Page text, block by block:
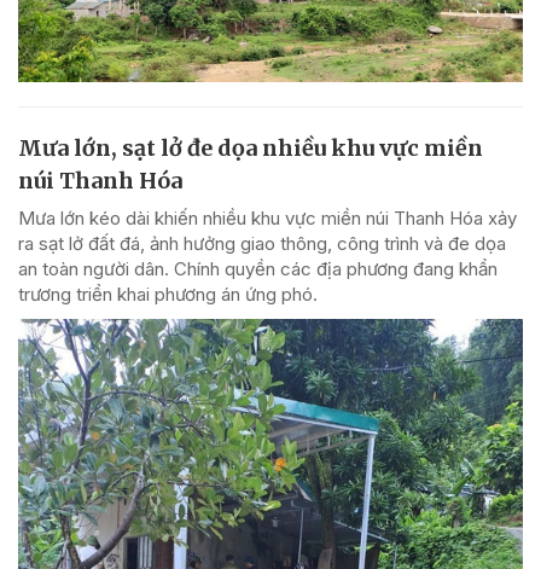
Mưa lớn, sạt lở đe dọa nhiều khu vực miền
núi Thanh Hóa
Mưa lớn kéo dài khiến nhiều khu vực miền núi Thanh Hóa xảy
ra sạt lở đất đá, ảnh hưởng giao thông, công trình và đe dọa
an toàn người dân. Chính quyền các địa phương đang khẩn
trương triển khai phương án ứng phó.